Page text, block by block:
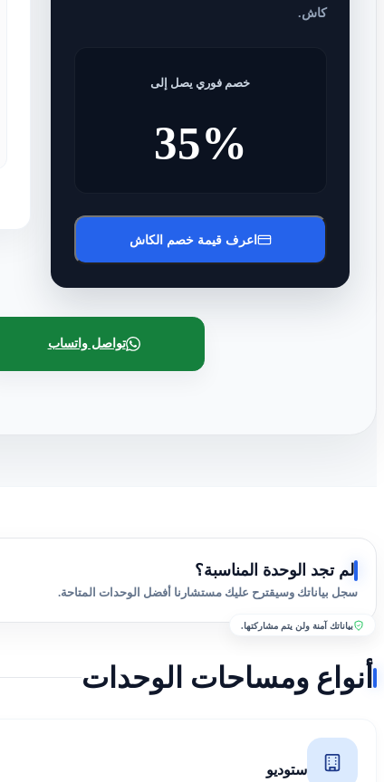
كاش.
خصم فوري يصل إلى
35%
اعرف قيمة خصم الكاش
تواصل واتساب
لم تجد الوحدة المناسبة؟
سجل بياناتك وسيقترح عليك مستشارنا أفضل الوحدات المتاحة.
بياناتك آمنة ولن يتم مشاركتها.
أنواع ومساحات الوحدات
ستوديو